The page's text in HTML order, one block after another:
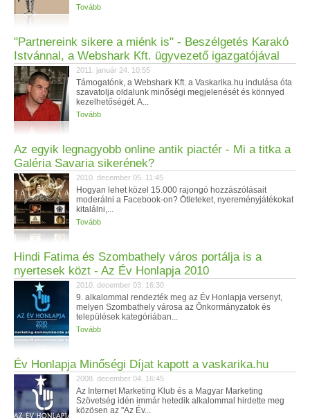
Tovább
"Partnereink sikere a miénk is" - Beszélgetés Karakó
Istvánnal, a Webshark Kft. ügyvezető igazgatójával
2011. január 24. 10:55
Támogatónk, a Webshark Kft. a Vaskarika.hu indulása óta
szavatolja oldalunk minőségi megjelenését és könnyed
kezelhetőségét. A...
Tovább
Az egyik legnagyobb online antik piactér - Mi a titka a
Galéria Savaria sikerének?
2010. december 05. 11:45
Hogyan lehet közel 15.000 rajongó hozzászólásait
moderálni a Facebook-on? Ötleteket, nyereményjátékokat
kitalálni,...
Tovább
Hindi Fatima és Szombathely város portálja is a
nyertesek közt - Az Év Honlapja 2010
2010. december 03. 16:30
9. alkalommal rendezték meg az Év Honlapja versenyt,
melyen Szombathely városa az Önkormányzatok és
települések kategóriában...
Tovább
Év Honlapja Minőségi Díjat kapott a vaskarika.hu
2008. december 04. 16:45
Az Internet Marketing Klub és a Magyar Marketing
Szövetség idén immár hetedik alkalommal hirdette meg
közösen az "Az Év...